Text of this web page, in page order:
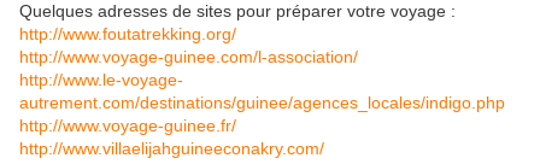
Quelques adresses de sites pour préparer votre voyage :
http://www.foutatrekking.org/
http://www.voyage-guinee.com/l-association/
http://www.le-voyage-
autrement.com/destinations/guinee/agences_locales/indigo.php
http://www.voyage-guinee.fr/
http://www.villaelijahguineeconakry.com/